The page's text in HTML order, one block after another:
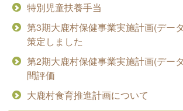
特別児童扶養手当
第3期大鹿村保健事業実施計画(デー
策定しました
第2期大鹿村保健事業実施計画(デー
間評価
大鹿村食育推進計画について